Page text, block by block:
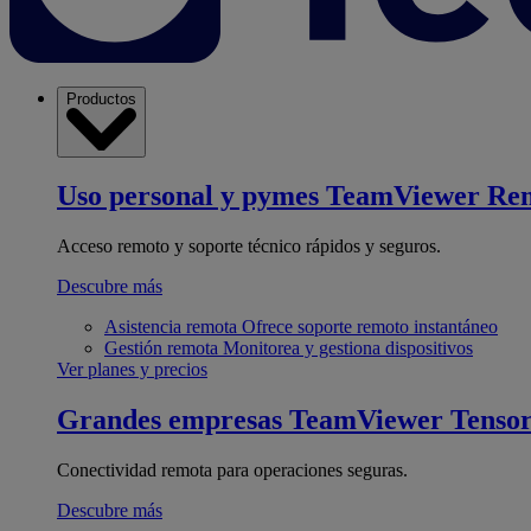
Productos
Uso personal y pymes TeamViewer
Acceso remoto y soporte técnico rápidos y seguros.
Descubre más
Asistencia remota Ofrece soporte remoto instantáneo
Gestión remota Monitorea y gestiona dispositivos
Ver planes y precios
Grandes empresas TeamViewer Tensor
Conectividad remota para operaciones seguras.
Descubre más